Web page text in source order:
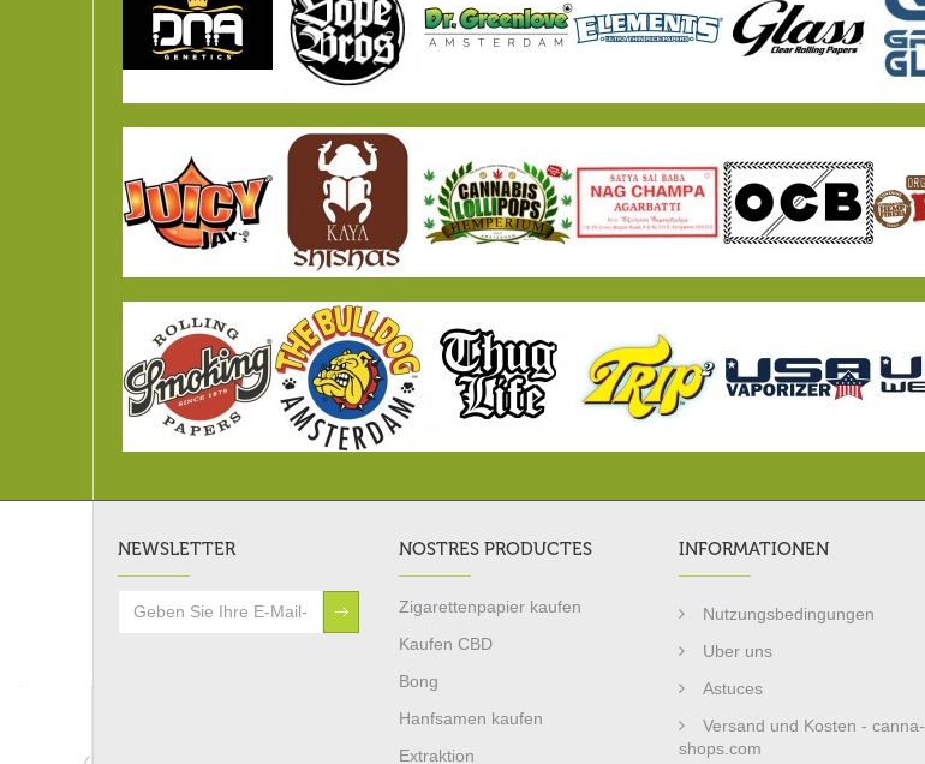
NEWSLETTER NOSTRES PRODUCTES
Zigarettenpapier kaufen
Kaufen CBD
Bong
Hanfsamen kaufen
Extraktion
INFORMATIONEN
Nutzungsbedingungen
Uber uns
Astuces
Versand und Kosten - canna-
shops.com